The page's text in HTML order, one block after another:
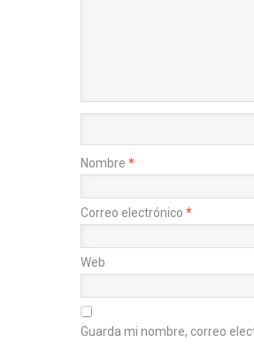
Nombre *
Correo electrónico *
Web
Guarda mi nombre, correo